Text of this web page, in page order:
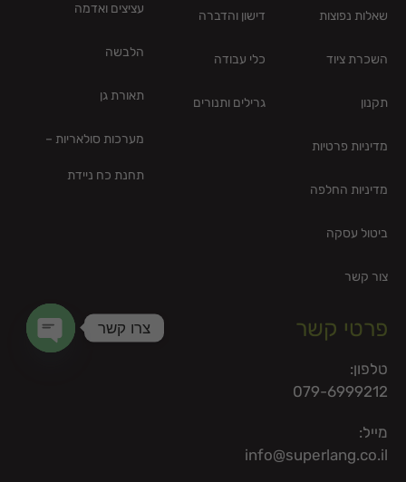
שאלות נפוצות
השכרת ציוד
תקנון
מדיניות פרטיות
מדיניות החלפה
ביטול עסקה
צור קשר
דישון והדברה
כלי עבודה
גרילים ותנורים
עציצים ואדמה
הלבשה
תאורת גן
מערכות סולאריות –
תחנת כח ניידת
פרטי קשר
טלפון:
079-6999212
מייל:
info@superlang.co.il
צרו קשר